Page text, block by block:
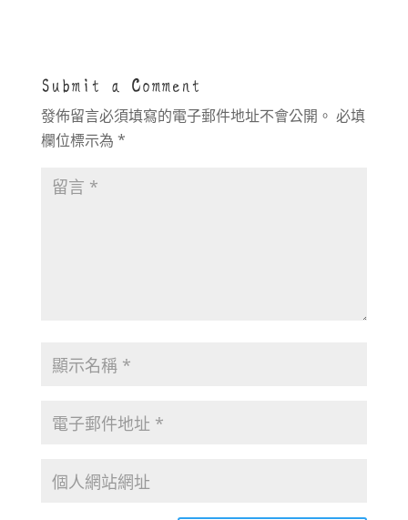
Submit a Comment
發佈留言必須填寫的電子郵件地址不會公開。 必填
欄位標示為 *